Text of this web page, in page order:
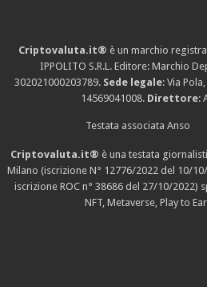
Criptovaluta.it® è un marchio
IPPOLITO S.R.L. Editore: Marchio
302021000203789. Sede legale: Via
14569041008. Direttore:
Testata associata Anso
Criptovaluta.it® è una testata
Milano (iscrizione N° 12776/2022 del 10/
iscrizione ROC n° 38686 del 27/10/2022)
NFT, Metaverse, Play to